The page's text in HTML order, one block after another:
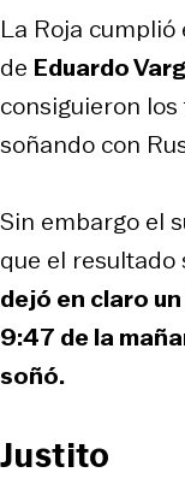
La Roja
de Eduardo
consiguieron
soñando con
Sin embargo el
que el
dejó en claro
9:47 de la
soñó.
Justito